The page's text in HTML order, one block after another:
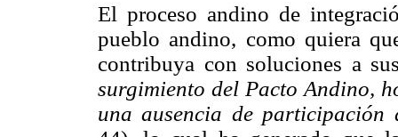
El proceso andino de
pueblo andino, como quiera
contribuya con soluciones a
surgimiento del Pacto Andino,
una ausencia de